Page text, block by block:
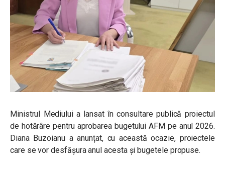
Ministrul Mediului a lansat în consultare publică proiectul
de hotărâre pentru aprobarea bugetului AFM pe anul 2026.
Diana Buzoianu a anunțat, cu această ocazie, proiectele
care se vor desfășura anul acesta și bugetele propuse.